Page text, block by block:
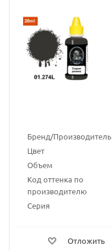
Бренд/Производитель
Цвет
Объем
Код оттенка по
производителю
Серия
Отложить